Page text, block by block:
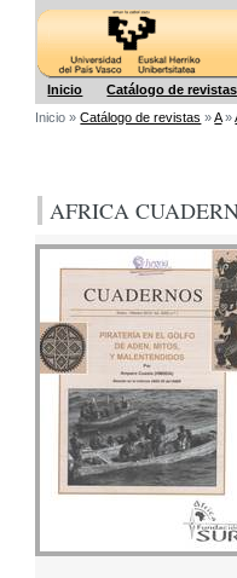
Inicio Catálogo de revistas
Inicio »Catálogo de revistas »A»
AFRICA